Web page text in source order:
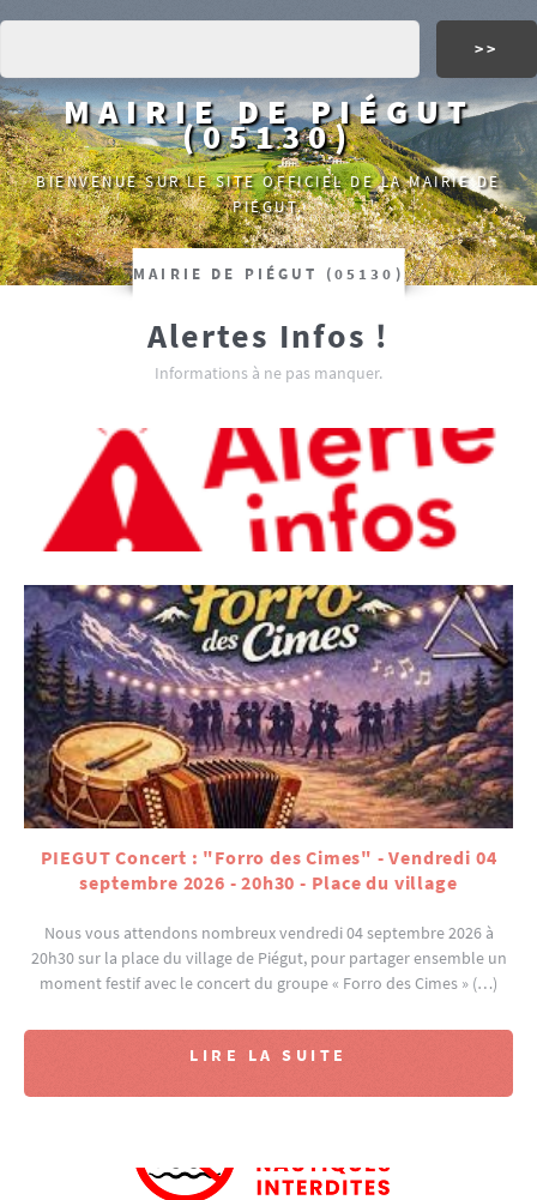
MAIRIE DE PIÉGUT
(05130)
BIENVENUE SUR LE SITE OFFICIEL DE LA MAIRIE DE
PIÉGUT.
MAIRIE DE PIÉGUT (05130)
Alertes Infos !
Informations à ne pas manquer.
PIEGUT Concert : "Forro des Cimes" - Vendredi 04
septembre 2026 - 20h30 - Place du village
Nous vous attendons nombreux vendredi 04 septembre 2026 à
20h30 sur la place du village de Piégut, pour partager ensemble un
moment festif avec le concert du groupe « Forro des Cimes » (…)
LIRE LA SUITE